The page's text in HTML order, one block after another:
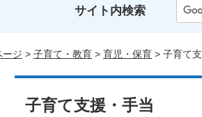
サイト内検索
ージ > 子育て・教育 > 育児・保育 > 子育て
子育て支援・手当